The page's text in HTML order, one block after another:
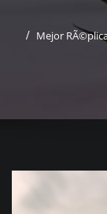
Mejor